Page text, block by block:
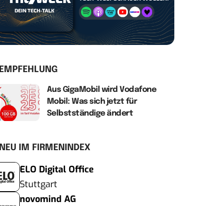
EMPFEHLUNG
Aus GigaMobil wird Vodafone
Mobil: Was sich jetzt für
Selbstständige ändert
NEU IM FIRMENINDEX
ELO Digital Office
Stuttgart
novomind AG